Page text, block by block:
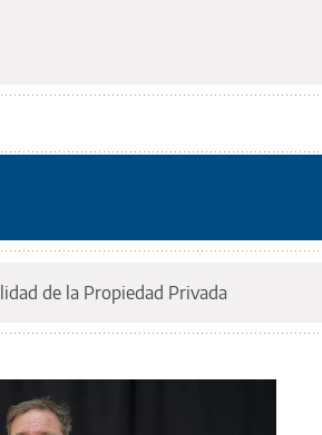
de la Propiedad Privada